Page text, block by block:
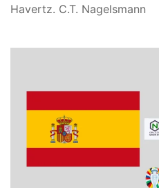
Havertz. C.T. Nagelsmann